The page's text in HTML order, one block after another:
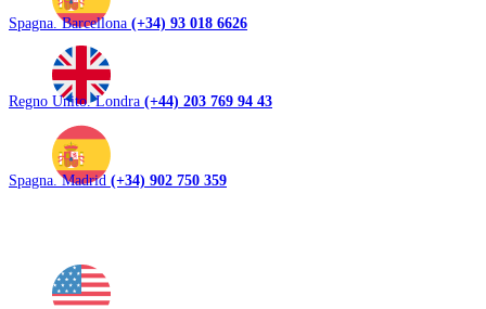
Spagna. Barcellona (+34) 93 018 6626
Regno Unito. Londra (+44) 203 769 94 43
Spagna. Madrid (+34) 902 750 359